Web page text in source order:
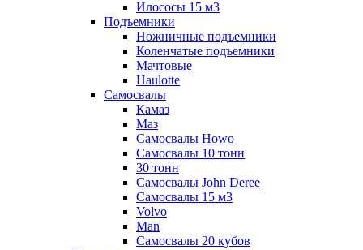
Илососы 15 м3
Подъемники
Ножничные подъемники
Коленчатые подъемники
Мачтовые
Haulotte
Самосвалы
Камаз
Маз
Самосвалы Howo
Самосвалы 10 тонн
30 тонн
Самосвалы John Deree
Самосвалы 15 м3
Volvo
Man
Самосвалы 20 кубов